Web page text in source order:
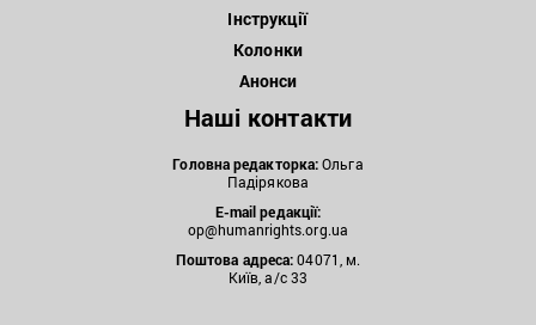
Інструкції
Колонки
Анонси
Наші контакти
Головна редакторка:Ольга
Падірякова
E-mail редакції:
op@humanrights.org.ua
Поштова адреса:04071, м.
Київ, а/с 33